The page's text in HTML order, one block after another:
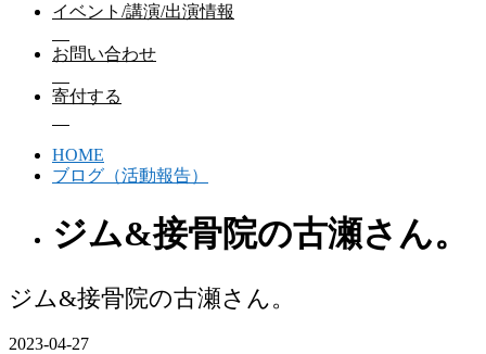
イベント/講演/出演情報
お問い合わせ
寄付する
HOME
ブログ（活動報告）
ジム&接骨院の古瀬さん。
ジム&接骨院の古瀬さん。
2023-04-27